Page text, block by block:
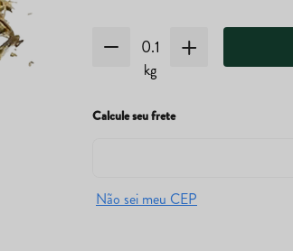
kg
Calcule seu frete